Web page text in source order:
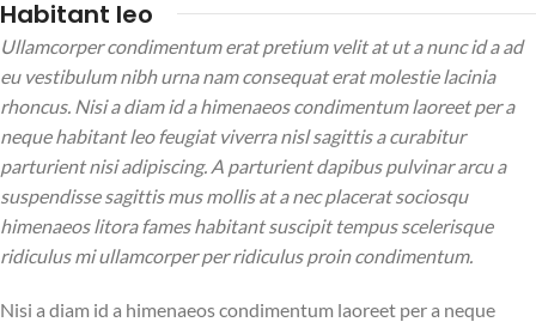
Habitant leo
Ullamcorper condimentum erat pretium velit at ut a nunc id a ad
eu vestibulum nibh urna nam consequat erat molestie lacinia
rhoncus. Nisi a diam id a himenaeos condimentum laoreet per a
neque habitant leo feugiat viverra nisl sagittis a curabitur
parturient nisi adipiscing. A parturient dapibus pulvinar arcu a
suspendisse sagittis mus mollis at a nec placerat sociosqu
himenaeos litora fames habitant suscipit tempus scelerisque
ridiculus mi ullamcorper per ridiculus proin condimentum.
Nisi a diam id a himenaeos condimentum laoreet per a neque